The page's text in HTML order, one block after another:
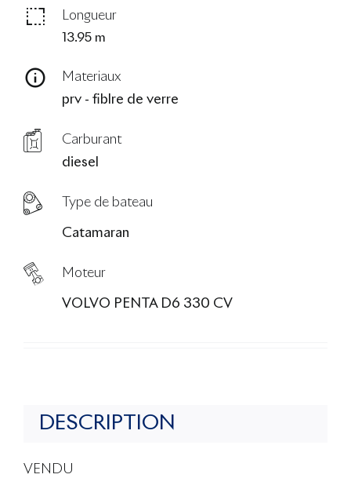
Longueur
13.95 m
Materiaux
prv - fiblre de verre
Carburant
diesel
Type de bateau
Catamaran
Moteur
VOLVO PENTA D6 330 CV
DESCRIPTION
VENDU